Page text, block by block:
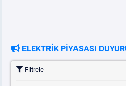
BÜLTENLER
ELEKTRİK PİYASASI
Filtrele